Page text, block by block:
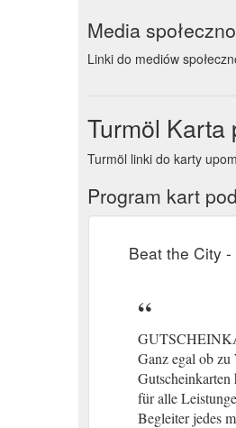
Media
Linki do mediów
Turmöl Karta
Turmöl linki do karty
Program kart
Beat the City
Ganz egal ob zu
Gutscheinkarten
für alle
Begleiter jedes